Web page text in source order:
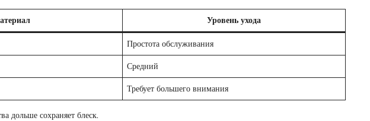
Уровень ухода
Простота обслуживания
Средний
Требует большего внимания
дольше сохраняет блеск.